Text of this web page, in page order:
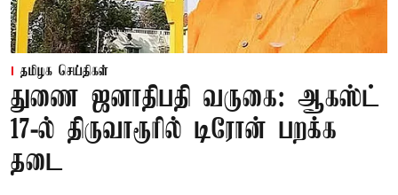
தமிழக செய்திகள்
துணை ஜனாதிபதி வருகை: ஆகஸ்ட்
17-ல் திருவாரூரில் டிரோன் பறக்க
தடை